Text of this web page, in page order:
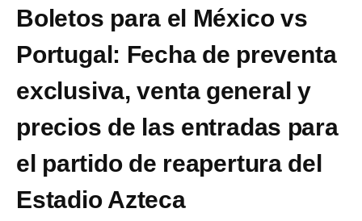
Boletos para el México vs
Portugal: Fecha de preventa
exclusiva, venta general y
precios de las entradas para
el partido de reapertura del
Estadio Azteca